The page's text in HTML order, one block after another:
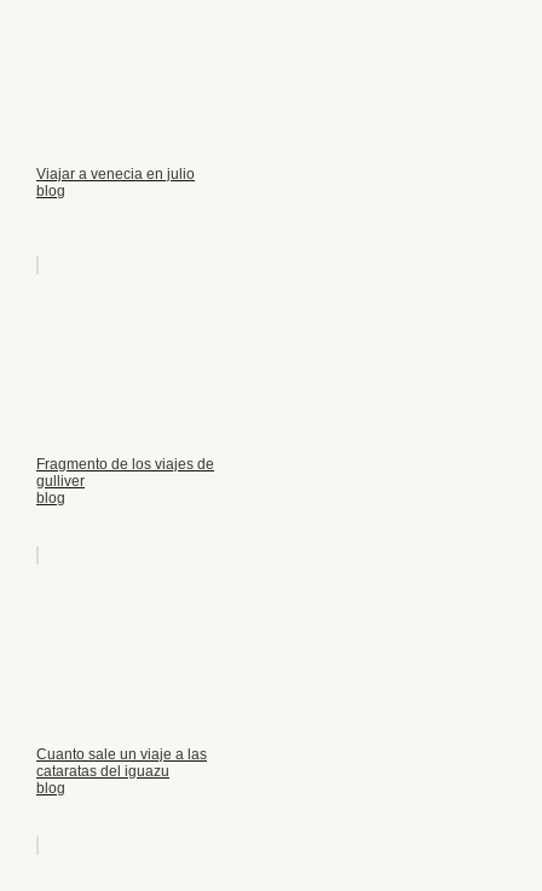
Viajar a venecia en julio
blog
Fragmento de los viajes de
gulliver
blog
Cuanto sale un viaje a las
cataratas del iguazu
blog